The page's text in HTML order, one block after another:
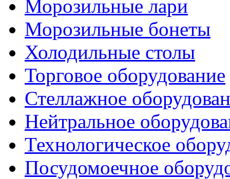
Морозильные лари
Морозильные бонеты
Холодильные столы
Торговое оборудование
Стеллажное
Нейтральное
Технологическое
Посудомоечное